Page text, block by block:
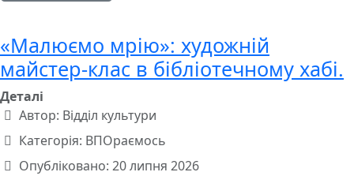
«Малюємо мрію»: художній
майстер-клас в бібліотечному хабі.
Деталі
Автор: Відділ культури
Категорія: ВПОраємось
Опубліковано: 20 липня 2026